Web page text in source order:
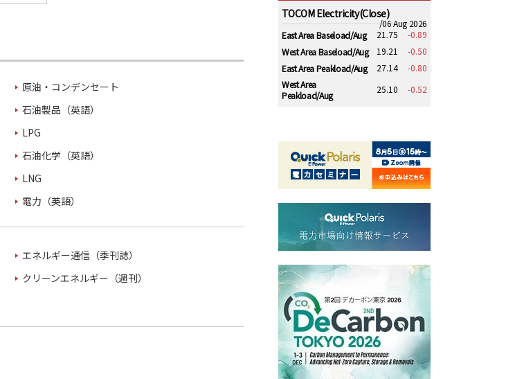
原油・コンデンセート
石油製品（英語）
LPG
石油化学（英語）
LNG
電力（英語）
エネルギー通信（季刊誌）
クリーンエネルギー（週刊）
TOCOM Electricity(Close)
/06 Aug 2026
East Area Baseload/Aug
21.75
-0.89
West Area Baseload/Aug
19.21
-0.50
East Area Peakload/Aug
27.14
-0.80
West Area
Peakload/Aug
25.10 -0.52